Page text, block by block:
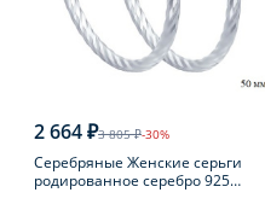
2 664 ₽3 805 ₽-30%
Серебряные Женские серьги
родированное серебро 925